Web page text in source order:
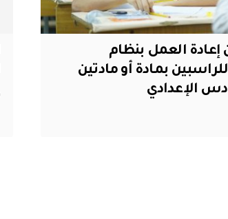
إعادة العمل بنظام
بمادة أو مادتين
الإعدادي